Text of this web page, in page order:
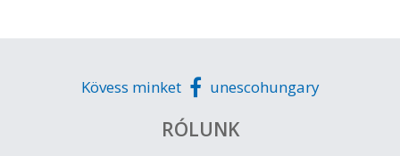
Kövess minket unescohungary
RÓLUNK